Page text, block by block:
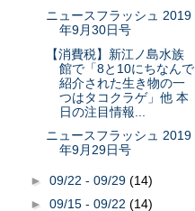
ニュースフラッシュ 2019
年9月30日号
【消費税】新江ノ島水族
館で「8と10にちなんで
紹介された生き物の一
つはタコクラゲ」他 本
日の注目情報...
ニュースフラッシュ 2019
年9月29日号
► 09/22 - 09/29 (14)
► 09/15 - 09/22 (14)